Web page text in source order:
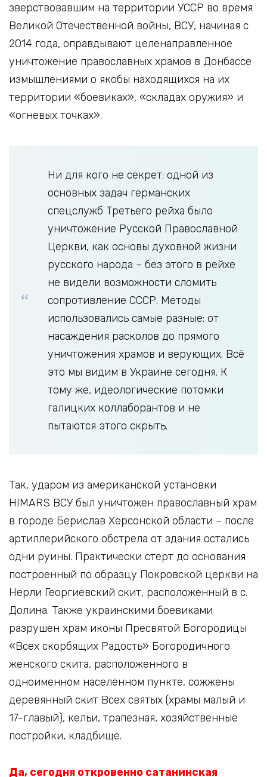
зверствовавшим на территории УССР во время
Великой Отечественной войны, ВСУ, начиная с
2014 года, оправдывают целенаправленное
уничтожение православных храмов в Донбассе
измышлениями о якобы находящихся на их
территории «боевиках», «складах оружия» и
«огневых точках».
Ни для кого не секрет: одной из
основных задач германских
спецслужб Третьего рейха было
уничтожение Русской Православной
Церкви, как основы духовной жизни
русского народа – без этого в рейхе
не видели возможности сломить
сопротивление СССР. Методы
использовались самые разные: от
насаждения расколов до прямого
уничтожения храмов и верующих. Всё
это мы видим в Украине сегодня. К
тому же, идеологические потомки
галицких коллаборантов и не
пытаются этого скрыть.
Так, ударом из американской установки
HIMARS ВСУ был уничтожен православный храм
в городе Берислав Херсонской области – после
артиллерийского обстрела от здания остались
одни руины. Практически стерт до основания
построенный по образцу Покровской церкви на
Нерли Георгиевский скит, расположенный в с.
Долина. Также украинскими боевиками
разрушен храм иконы Пресвятой Богородицы
«Всех скорбящих Радость» Богородичного
женского скита, расположенного в
одноименном населённом пункте, сожжены
деревянный скит Всех святых (храмы малый и
17-главый), кельи, трапезная, хозяйственные
постройки, кладбище.
Да, сегодня откровенно сатанинская